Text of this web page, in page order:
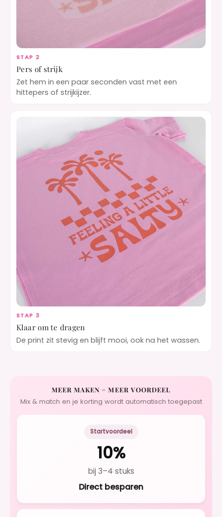
STAP 2
Pers of strijk
Zet hem in een paar seconden vast met een
hittepers of strijkijzer.
STAP 3
Klaar om te dragen
De print zit stevig en blijft mooi, ook na het wassen.
MEER MAKEN = MEER VOORDEEL
Mix & match en je korting wordt automatisch toegepast
Startvoordeel
10%
bij 3–4 stuks
Direct besparen